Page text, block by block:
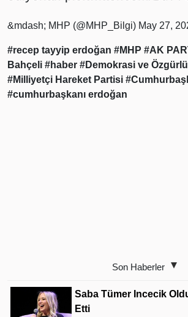
&mdash; MHP (@MHP_Bilgi) May 27,
#recep tayyip erdoğan #MHP #AK
Bahçeli #haber #Demokrasi ve
#Milliyetçi Hareket Partisi
#cumhurbaşkanı erdoğan
Son Haberler
Saba Tümer Incecik
Etti